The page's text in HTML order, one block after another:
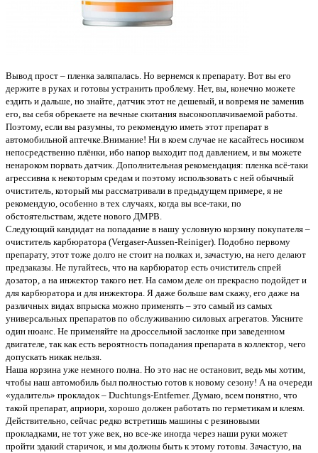
Вывод прост – пленка заляпалась. Но вернемся к препарату. Вот вы его
держите в руках и готовы устранить проблему. Нет, вы, конечно можете
ездить и дальше, но знайте, датчик этот не дешевый, и вовремя не заменив
его, вы себя обрекаете на вечные скитания высокооплачиваемой работы.
Поэтому, если вы разумны, то рекомендую иметь этот препарат в
автомобильной аптечке.Внимание! Ни в коем случае не касайтесь носиком
непосредственно плёнки, ибо напор выходит под давлением, и вы можете
ненароком порвать датчик. Дополнительная рекомендация: пленка всё-таки
агрессивна к некоторым средам и поэтому использовать с ней обычный
очиститель, который мы рассматривали в предыдущем примере, я не
рекомендую, особенно в тех случаях, когда вы все-таки, по
обстоятельствам, ждете нового ДМРВ.
Следующий кандидат на попадание в нашу условную корзину покупателя –
очиститель карбюратора (Vergaser-Aussen-Reiniger). Подобно первому
препарату, этот тоже долго не стоит на полках и, зачастую, на него делают
предзаказы. Не пугайтесь, что на карбюратор есть очиститель спрей
дозатор, а на инжектор такого нет. На самом деле он прекрасно подойдет и
для карбюратора и для инжектора. Я даже больше вам скажу, его даже на
различных видах впрыска можно применять – это самый из самых
универсальных препаратов по обслуживанию силовых агрегатов. Уясните
один нюанс. Не применяйте на дроссельной заслонке при заведенном
двигателе, так как есть вероятность попадания препарата в коллектор, чего
допускать никак нельзя.
Наша корзина уже немного полна. Но это нас не остановит, ведь мы хотим,
чтобы наш автомобиль был полностью готов к новому сезону! А на очереди
«удалитель» прокладок – Duchtungs-Entferner. Думаю, всем понятно, что
такой препарат, априори, хорошо должен работать по герметикам и клеям.
Действительно, сейчас редко встретишь машины с резиновыми
прокладками, не тот уже век, но все-же иногда через наши руки может
пройти эдакий старичок, и мы должны быть к этому готовы. Зачастую, на